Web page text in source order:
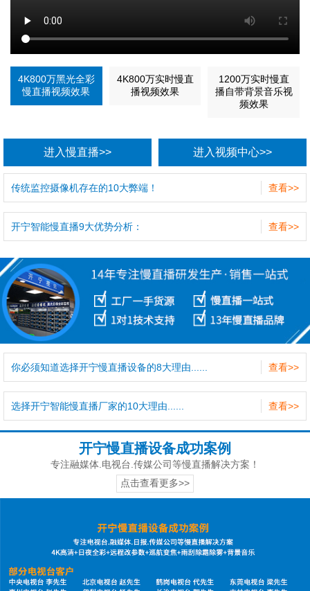
4K800万黑光全彩
慢直播视频效果
4K800万实时慢直
播视频效果
1200万实时慢直
播自带背景音乐视
频效果
进入慢直播>> 进入视频中心>>
查看>>
传统监控摄像机存在的10大弊端！
查看>>
开宁智能慢直播9大优势分析：
查看>>
你必须知道选择开宁慢直播设备的8大理由......
查看>>
选择开宁智能慢直播厂家的10大理由......
开宁慢直播设备成功案例
专注融媒体.电视台.传媒公司等慢直播解决方案！
点击查看更多>>